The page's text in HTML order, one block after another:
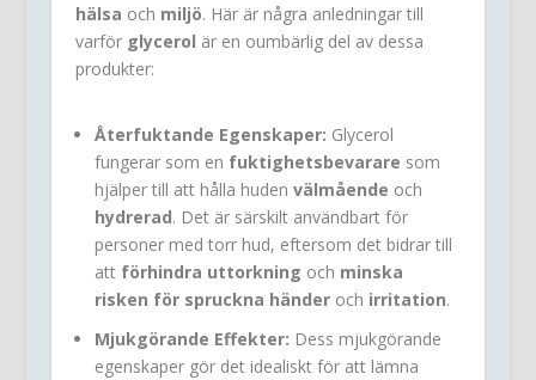
hälsa och miljö. Här är några anledningar till
varför glycerol är en oumbärlig del av dessa
produkter:
Återfuktande Egenskaper: Glycerol
fungerar som en fuktighetsbevarare som
hjälper till att hålla huden välmående och
hydrerad. Det är särskilt användbart för
personer med torr hud, eftersom det bidrar till
att förhindra uttorkning och minska
risken för spruckna händeroch irritation.
Mjukgörande Effekter: Dess mjukgörande
egenskaper gör det idealiskt för att lämna